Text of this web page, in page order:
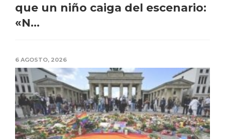
que un niño caiga del escenario:
«N...
6 AGOSTO, 2026